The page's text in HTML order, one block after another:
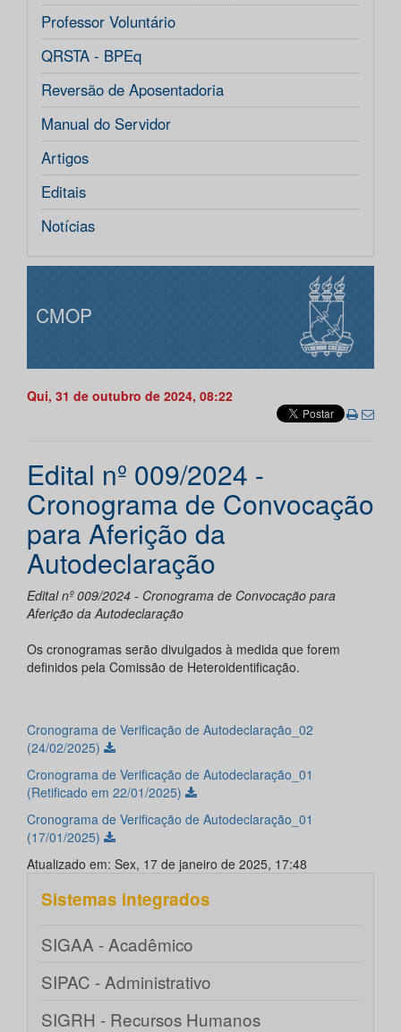
Professor Voluntário
QRSTA - BPEq
Reversão de Aposentadoria
Manual do Servidor
Artigos
Editais
Notícias
CMOP
Qui, 31 de outubro de 2024, 08:22
Edital nº 009/2024 -
Cronograma de Convocação
para Aferição da
Autodeclaração
Edital nº 009/2024 - Cronograma de Convocação para
Aferição da Autodeclaração
Os cronogramas serão divulgados à medida que forem
definidos pela Comissão de Heteroidentificação.
Cronograma de Verificação de Autodeclaração_02
(24/02/2025)
Cronograma de Verificação de Autodeclaração_01
(Retificado em 22/01/2025)
Cronograma de Verificação de Autodeclaração_01
(17/01/2025)
Atualizado em: Sex, 17 de janeiro de 2025, 17:48
Sistemas integrados
SIGAA - Acadêmico
SIPAC - Administrativo
SIGRH - Recursos Humanos